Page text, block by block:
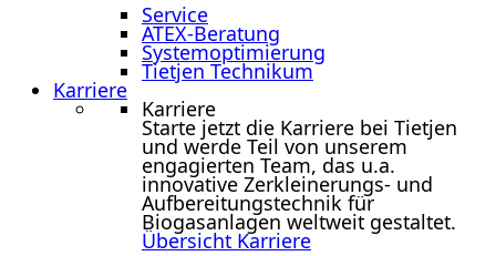
Service
ATEX-Beratung
Systemoptimierung
Tietjen Technikum
Karriere
Karriere
Starte jetzt die Karriere bei Tietjen
und werde Teil von unserem
engagierten Team, das u.a.
innovative Zerkleinerungs- und
Aufbereitungstechnik für
Biogasanlagen weltweit gestaltet.
Übersicht Karriere